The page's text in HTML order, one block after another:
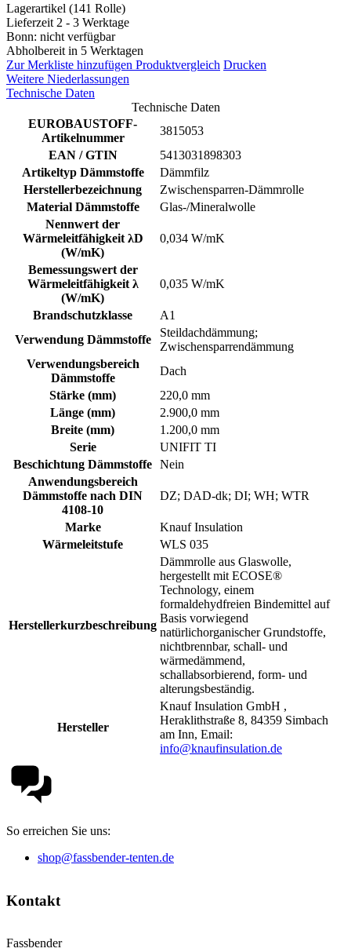
Lagerartikel (141 Rolle)
Lieferzeit 2 - 3 Werktage
Bonn: nicht verfügbar
Abholbereit in 5 Werktagen
Zur Merkliste hinzufügen Produktvergleich Drucken
Weitere Niederlassungen
Technische Daten
Technische Daten
EUROBAUSTOFF-
Artikelnummer
3815053
EAN / GTIN
5413031898303
Artikeltyp Dämmstoffe
Dämmfilz
Herstellerbezeichnung
Zwischensparren-Dämmrolle
Material Dämmstoffe
Glas-/Mineralwolle
Nennwert der
Wärmeleitfähigkeit λD
(W/mK)
0,034 W/mK
Bemessungswert der
Wärmeleitfähigkeit λ
(W/mK)
0,035 W/mK
Brandschutzklasse
A1
Verwendung Dämmstoffe
Steildachdämmung;
Zwischensparrendämmung
Verwendungsbereich
Dämmstoffe
Dach
Stärke (mm)
220,0 mm
Länge (mm)
2.900,0 mm
Breite (mm)
1.200,0 mm
Serie
UNIFIT TI
Beschichtung Dämmstoffe Nein
Anwendungsbereich
Dämmstoffe nach DIN
4108-10
DZ; DAD-dk; DI; WH; WTR
Marke
Knauf Insulation
Wärmeleitstufe
WLS 035
Herstellerkurzbeschreibung
Dämmrolle aus Glaswolle,
hergestellt mit ECOSE®
Technology, einem
formaldehydfreien Bindemittel auf
Basis vorwiegend
natürlichorganischer Grundstoffe,
nichtbrennbar, schall- und
wärmedämmend,
schallabsorbierend, form- und
alterungsbeständig.
Hersteller
Knauf Insulation GmbH ,
Heraklithstraße 8, 84359 Simbach
am Inn, Email:
info@knaufinsulation.de
So erreichen Sie uns:
shop@fassbender-tenten.de
Kontakt
Fassbender